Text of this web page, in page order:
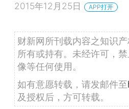
2015年12月25日 APP打开
财新网所刊载内容之知识
所有或持有。未经许可，
像等任何使用。
如有意愿转载，请发邮件至
及授权后，方可转载。